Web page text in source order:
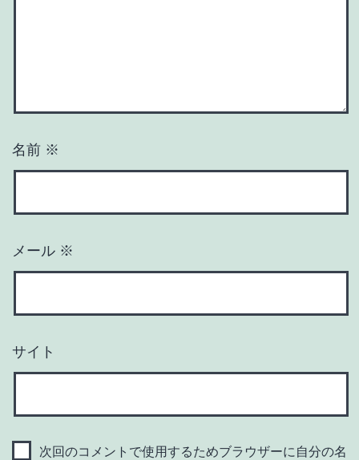
名前 ※
メール ※
サイト
次回のコメントで使用するためブラウザーに自分の名